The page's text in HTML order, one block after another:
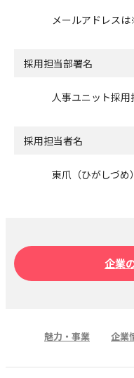
メールアドレス
採用担当部署名
人事ユニット採用
採用担当者名
東爪（ひがしづめ
企業
魅力・事業 企業